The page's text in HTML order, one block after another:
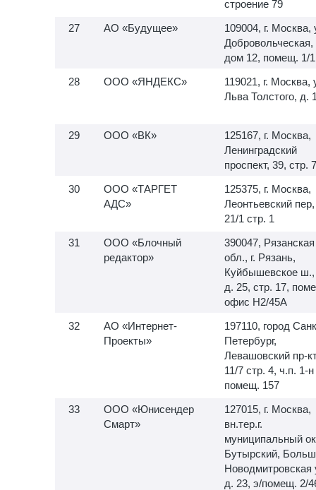
строение 79
АО «Будущее»
109004, г. Москва,
Добровольческая,
дом 12, помещ. 1/1
ООО «ЯНДЕКС»
119021, г. Москва,
Льва Толстого, д.
ООО «ВК»
125167, г. Москва,
Ленинградский
проспект, 39, стр.
ООО «ТАРГЕТ
АДС»
125375, г. Москва,
Леонтьевский
21/1 стр. 1
ООО «Блочный
редактор»
390047, Рязанская
обл., г. Рязань,
Куйбышевское ш.,
д. 25, стр. 17,
офис H2/45A
АО «Интернет-
Проекты»
197110, город
Петербург,
Левашовский пр-
11/7 стр. 4, ч.п. 1-н
помещ. 157
ООО «Юнисендер
Смарт»
127015, г. Москва,
вн.тер.г.
муниципальный
Бутырский,
Новодмитровская
д. 23, э/помещ. 2/